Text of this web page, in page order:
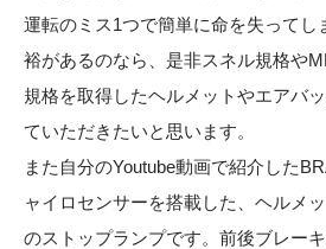
運転のミス1つで簡単に命を失ってし
裕があるのなら、是非スネル規格や
規格を取得したヘルメットやエアバ
ていただきたいと思います。
また自分のYoutube動画で紹介した
ャイロセンサーを搭載した、ヘルメ
のストップランプです。前後ブレー